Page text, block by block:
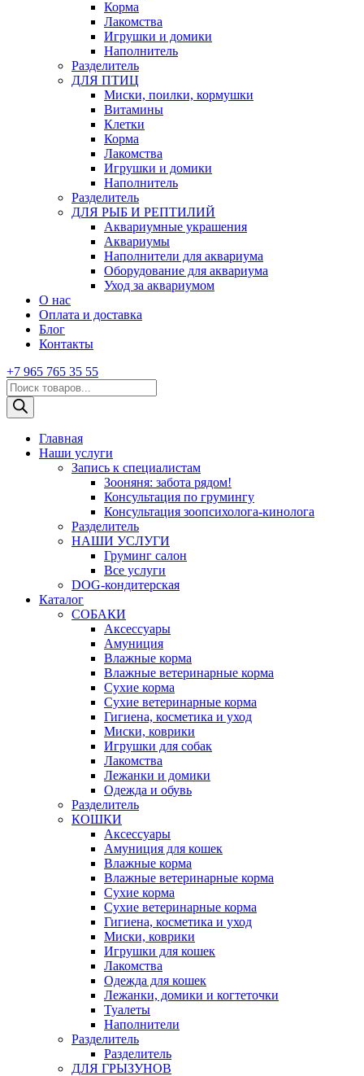
Корма
Лакомства
Игрушки и домики
Наполнитель
Разделитель
ДЛЯ ПТИЦ
Миски, поилки, кормушки
Витамины
Клетки
Корма
Лакомства
Игрушки и домики
Наполнитель
Разделитель
ДЛЯ РЫБ И РЕПТИЛИЙ
Аквариумные украшения
Аквариумы
Наполнители для аквариума
Оборудование для аквариума
Уход за аквариумом
О нас
Оплата и доставка
Блог
Контакты
+7 965 765 35 55
Поиск
товаров
Главная
Наши услуги
Запись к специалистам
Зооняня: забота рядом!
Консультация по грумингу
Консультация зоопсихолога-кинолога
Pазделитель
НАШИ УСЛУГИ
Груминг салон
Все услуги
DOG-кондитерская
Каталог
СОБАКИ
Аксессуары
Амуниция
Влажные корма
Влажные ветеринарные корма
Сухие корма
Сухие ветеринарные корма
Гигиена, косметика и уход
Миски, коврики
Игрушки для собак
Лакомства
Лежанки и домики
Одежда и обувь
Разделитель
КОШКИ
Аксессуары
Амуниция для кошек
Влажные корма
Влажные ветеринарные корма
Сухие корма
Сухие ветеринарные корма
Гигиена, косметика и уход
Миски, коврики
Игрушки для кошек
Лакомства
Одежда для кошек
Лежанки, домики и когтеточки
Туалеты
Наполнители
Pазделитель
Разделитель
ДЛЯ ГРЫЗУНОВ